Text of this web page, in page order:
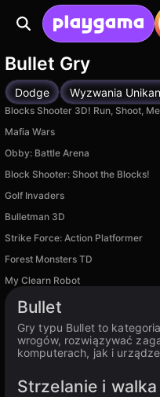
Bullet Gry
Dodge Wyzwania
Blocks Shooter 3D! Run, Shoot,
Mafia Wars
Obby: Battle Arena
Block Shooter: Shoot the Blocks!
Golf Invaders
Bulletman 3D
Strike Force: Action Platformer
Forest Monsters TD
My Clearn Robot
Bullet
Gry typu Bullet to
wrogów, rozwiązywać
komputerach, jak i
Strzelanie i walka